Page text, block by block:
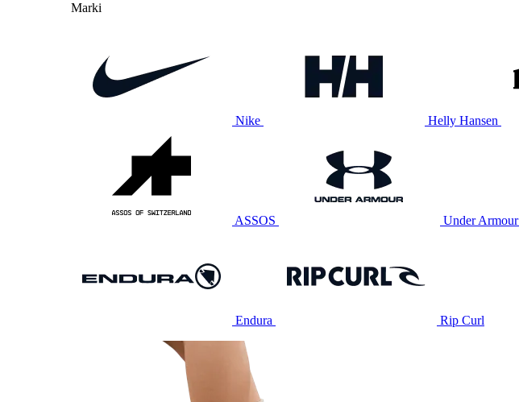
Marki
Nike Helly Hansen
ASSOS Under Armour
Endura Rip Curl